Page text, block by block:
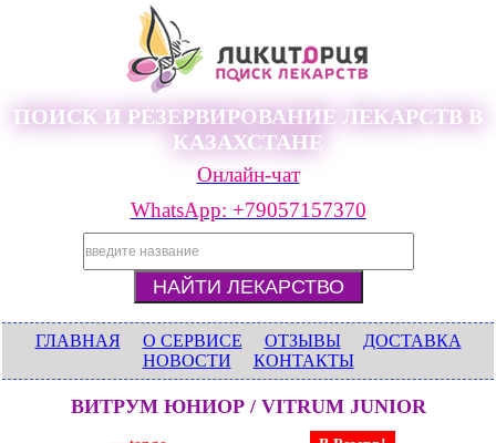
ПОИСК И РЕЗЕРВИРОВАНИЕ ЛЕКАРСТВ В
КАЗАХСТАНЕ
Онлайн-чат
WhatsApp: +79057157370
ГЛАВНАЯ О СЕРВИСЕ ОТЗЫВЫ
ДОСТАВКА
НОВОСТИ
КОНТАКТЫ
ВИТРУМ ЮНИОР / VITRUM JUNIOR